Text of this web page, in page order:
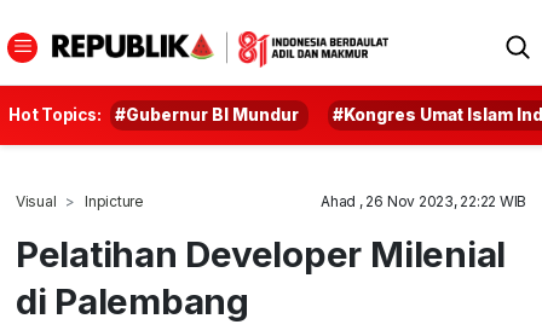
Hot Topics: #Gubernur BI Mundur #Kongres Umat Islam
Visual Inpicture Ahad , 26 Nov 2023, 22:22 WIB
Pelatihan Developer Milenial
di Palembang